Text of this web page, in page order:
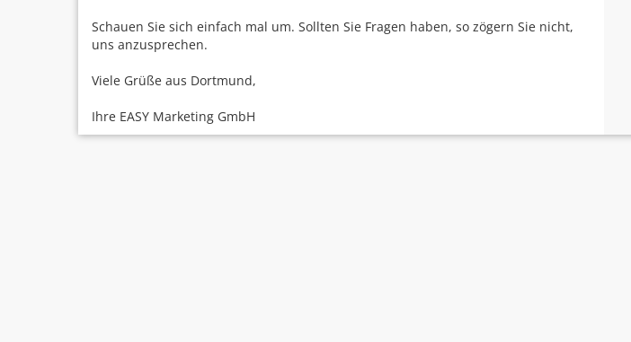
Schauen Sie sich einfach mal um. Sollten Sie Fragen haben, so zögern Sie nicht,
uns anzusprechen.
Viele Grüße aus Dortmund,
Ihre EASY Marketing GmbH